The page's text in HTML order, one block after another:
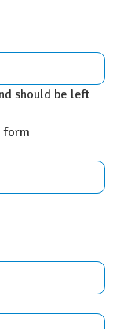
should be left
form